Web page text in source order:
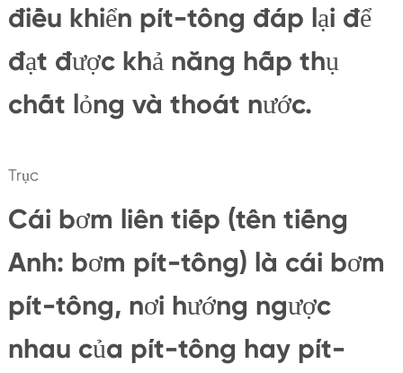
điều khiển pít-tông đáp lại để
đạt được khả năng hấp thụ
chất lỏng và thoát nước.
Trục
Cái bơm liên tiếp (tên tiếng
Anh: bơm pít-tông) là cái bơm
pít-tông, nơi hướng ngược
nhau của pít-tông hay pít-